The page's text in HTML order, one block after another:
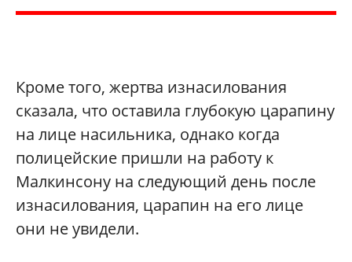
Кроме того, жертва изнасилования
сказала, что оставила глубокую царапину
на лице насильника, однако когда
полицейские пришли на работу к
Малкинсону на следующий день после
изнасилования, царапин на его лице
они не увидели.